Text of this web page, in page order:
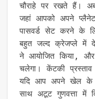
चौराहे पर रखते हैं।
जहां आपको अपने
पासवर्ड सेट करने के
बहुत जल्द क्रेजप्ले में
ने आयोजित किया, और
चलेगा। केंटकी
यदि आप अपने खेल के
साथ अटूट गुणवत्ता में